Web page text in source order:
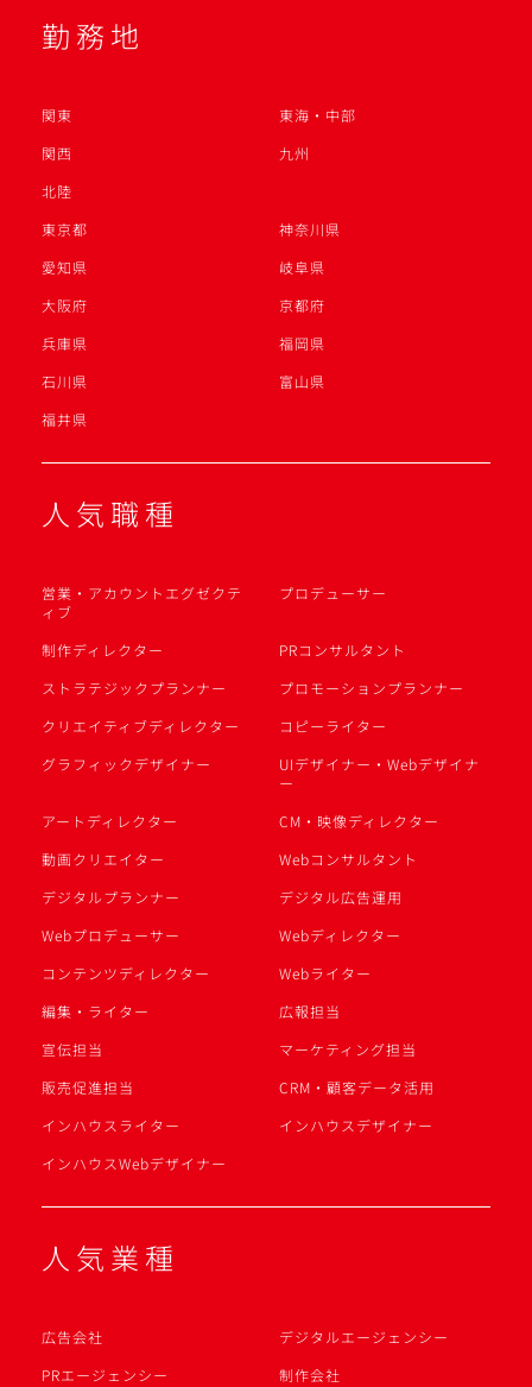
勤務地
関東
東海・中部
関西
九州
北陸
東京都
神奈川県
愛知県
岐阜県
大阪府
京都府
兵庫県
福岡県
石川県
富山県
福井県
人気職種
営業・アカウントエグゼクテ
ィブ
プロデューサー
制作ディレクター
PRコンサルタント
ストラテジックプランナー
プロモーションプランナー
クリエイティブディレクター
コピーライター
グラフィックデザイナー
UIデザイナー・Webデザイナ
ー
アートディレクター
CM・映像ディレクター
動画クリエイター
Webコンサルタント
デジタルプランナー
デジタル広告運用
Webプロデューサー
Webディレクター
コンテンツディレクター
Webライター
編集・ライター
広報担当
宣伝担当
マーケティング担当
販売促進担当
CRM・顧客データ活用
インハウスライター
インハウスデザイナー
インハウスWebデザイナー
人気業種
広告会社
デジタルエージェンシー
PRエージェンシー
制作会社